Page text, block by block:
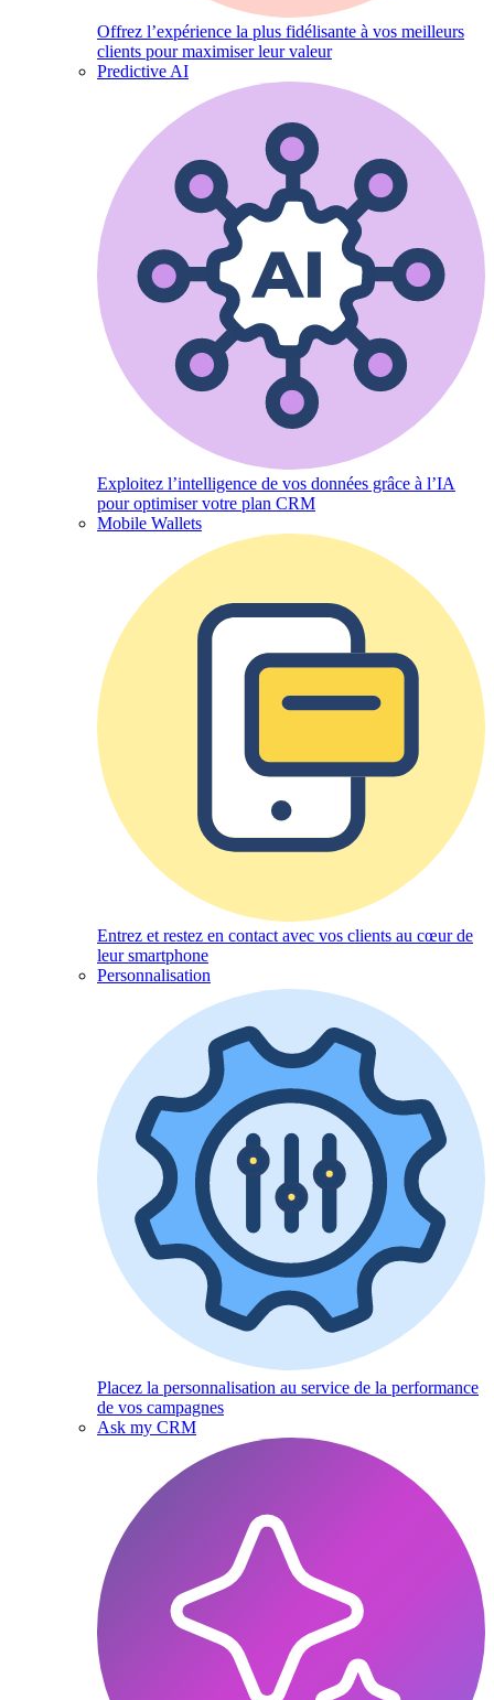
Offrez l’expérience la plus fidélisante à vos meilleurs
clients pour maximiser leur valeur
Predictive AI
Exploitez l’intelligence de vos données grâce à l’IA
pour optimiser votre plan CRM
Mobile Wallets
Entrez et restez en contact avec vos clients au cœur de
leur smartphone
Personnalisation
Placez la personnalisation au service de la performance
de vos campagnes
Ask my CRM